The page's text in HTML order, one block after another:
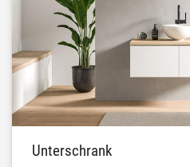
Unterschrank